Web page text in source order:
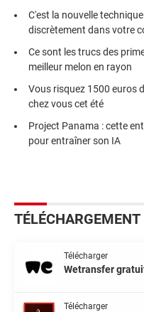
C'est la nouvelle
discrètement dans votre
Ce sont les trucs des
meilleur melon en rayon
Vous risquez 1500 euros
chez vous cet été
Project Panama : cette
pour entraîner son IA
TÉLÉCHARGEMENT
Télécharger
Wetransfer
Télécharger